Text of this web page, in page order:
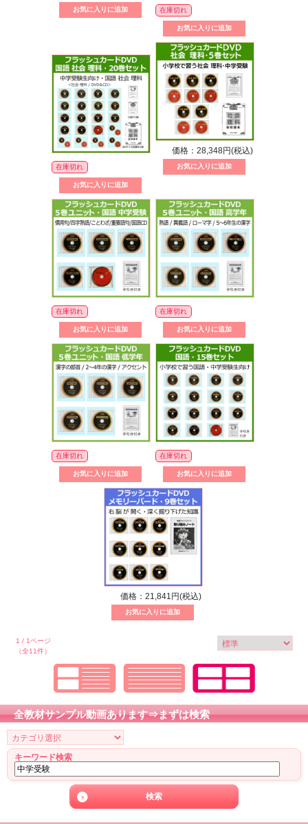
在庫切れ
在庫切れ
価格：28,348円(税込)
在庫切れ 在庫切れ
在庫切れ 在庫切れ
価格：21,841円(税込)
1 / 1ページ
（全11件）
全教材サンプル動画あります⇒まずは検索
キーワード検索